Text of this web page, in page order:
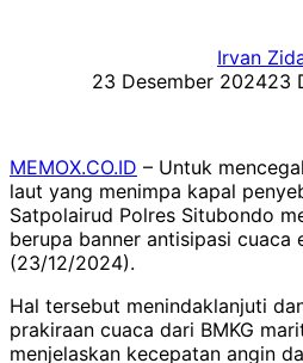
Irvan
23 Desember 202423
MEMOX.CO.ID – Untuk
laut yang menimpa kapal
Satpolairud Polres Situbondo
berupa banner antisipasi cuaca
(23/12/2024).
Hal tersebut menindaklanjuti
prakiraan cuaca dari BMKG
menjelaskan kecepatan angin